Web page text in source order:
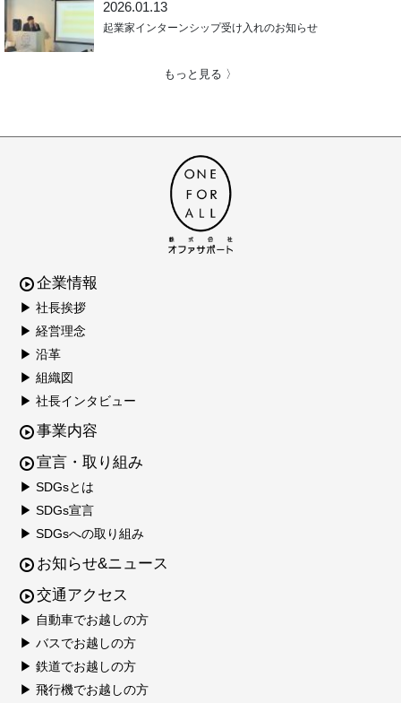
2026.01.13
起業家インターンシップ受け入れのお知らせ
もっと見る 〉
企業情報
▶ 社長挨拶
▶ 経営理念
▶ 沿革
▶ 組織図
▶ 社長インタビュー
事業内容
宣言・取り組み
▶ SDGsとは
▶ SDGs宣言
▶ SDGsへの取り組み
お知らせ&ニュース
交通アクセス
▶ 自動車でお越しの方
▶ バスでお越しの方
▶ 鉄道でお越しの方
▶ 飛行機でお越しの方